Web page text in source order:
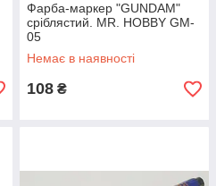
Фарба-маркер "GUNDAM"
сріблястий. MR. HOBBY GM-
05
Немає в наявності
108 ₴